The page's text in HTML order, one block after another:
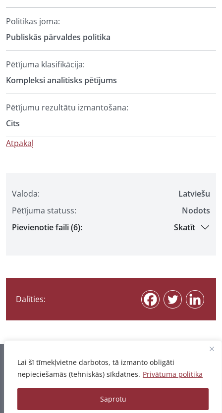
Lai šī tīmekļvietne darbotos, tā izmanto obligāti
nepieciešamās (tehniskās) sīkdatnes. Privātuma politika
Saprotu
Valoda:
Latviešu
Pētījuma statuss:
Nodots
Pievienotie faili (6):
Skatīt
Dalīties:
Politikas joma:
Publiskās pārvaldes politika
Pētījuma klasifikācija:
Kompleksi analītisks pētījums
Pētījumu rezultātu izmantošana:
Cits
Atpakaļ
Informācija pēdējo reizi atjaunota 06.08.2026
© 2026 - Pētījumu un publikāciju datubāze